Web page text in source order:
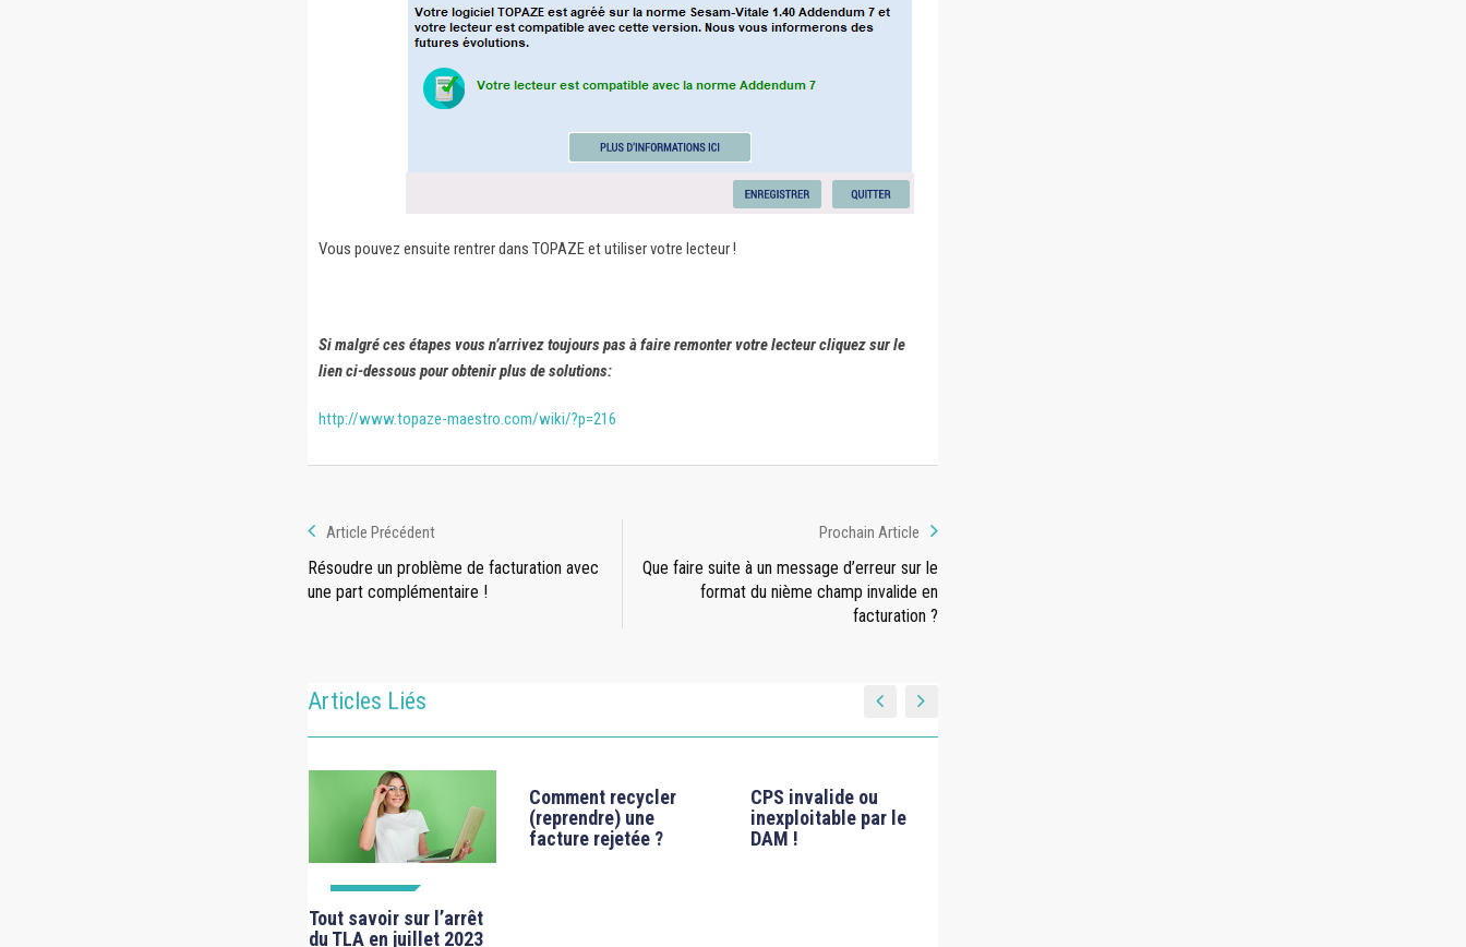
Vous pouvez ensuite rentrer dans TOPAZE et utiliser votre lecteur !
Si malgré ces étapes vous n’arrivez toujours pas à faire remonter votre lecteur cliquez sur le
lien ci-dessous pour obtenir plus de solutions:
http://www.topaze-maestro.com/wiki/?p=216
Article Précédent
Résoudre un problème de facturation avec
une part complémentaire !
Prochain Article
Que faire suite à un message d’erreur sur le
format du nième champ invalide en
facturation ?
Articles Liés
Tout savoir sur l’arrêt
du TLA en juillet 2023
Comment recycler
(reprendre) une
facture rejetée ?
CPS invalide ou
inexploitable par le
DAM !